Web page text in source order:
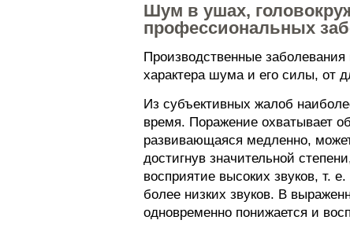
Шум в ушах,
профессиональных
Производственные
характера шума и его силы, от
Из субъективных жалоб
время. Поражение охватывает
развивающаяся медленно,
достигнув значительной
восприятие высоких звуков, т.
более низких звуков. В
одновременно понижается и